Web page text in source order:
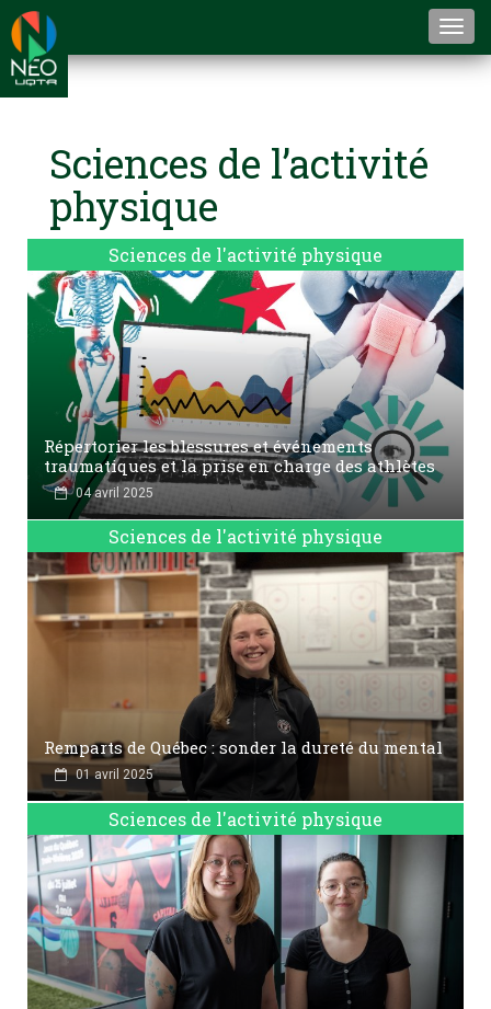
Sciences de l’activité
physique
Sciences de l'activité physique
Répertorier les blessures et événements
traumatiques et la prise en charge des athlètes
04 avril 2025
Sciences de l'activité physique
Remparts de Québec : sonder la dureté du mental
01 avril 2025
Sciences de l'activité physique